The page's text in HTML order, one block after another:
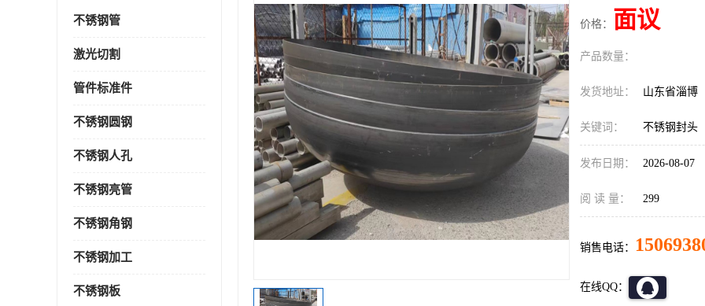
不锈钢管
激光切割
管件标准件
不锈钢圆钢
不锈钢人孔
不锈钢亮管
不锈钢角钢
不锈钢加工
不锈钢板
价格： 面议
产品数量：
发货地址： 山东省淄博
关键词： 不锈钢封头
发布日期： 2026-08-07
阅 读 量： 299
销售电话：
在线QQ：